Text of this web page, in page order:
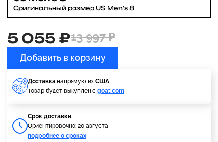
Оригинальный размер US Men's 8
5 055 ₽13 997 ₽
Добавить в корзину
Доставка напрямую из США
Товар будет выкуплен с goat.com
Cрок доставки
Ориентировочно: 20 августа
подробнее о сроках